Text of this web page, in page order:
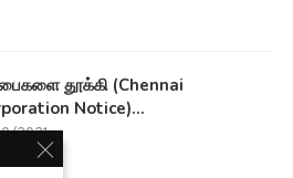
தூக்கி (Chennai
Notice)...
2021